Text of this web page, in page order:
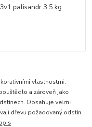
vlastnostmi.
a zároveň jako
Obsahuje velmi
dřevu požadovaný odstín